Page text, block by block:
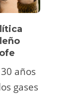
años
gases